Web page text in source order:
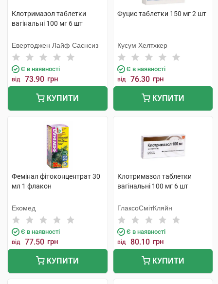
Клотримазол таблетки
вагінальні 100 мг 6 шт
Евертоджен Лайф Саєнсиз
Є в наявності
від 73.90 грн
КУПИТИ
Фуцис таблетки 150 мг 2 шт
Кусум Хелтхкер
Є в наявності
від 76.30 грн
КУПИТИ
Фемінал фітоконцентрат 30
мл 1 флакон
Екомед
Є в наявності
від 77.50 грн
КУПИТИ
Клотримазол таблетки
вагінальні 100 мг 6 шт
ГлаксоСмітКляйн
Є в наявності
від 80.10 грн
КУПИТИ